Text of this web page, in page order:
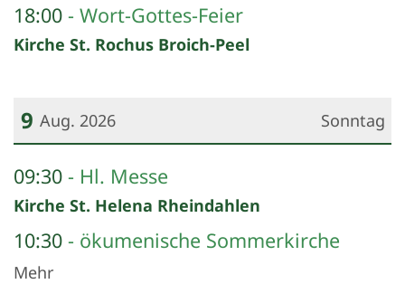
18:00 Wort-Gottes-Feier
Kirche St. Rochus Broich-Peel
Sonntag
9 Aug. 2026
09:30 Hl. Messe
Kirche St. Helena Rheindahlen
10:30 ökumenische Sommerkirche
Mehr